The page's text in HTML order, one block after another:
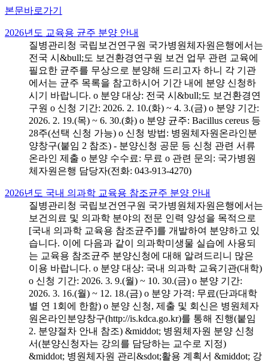
본문바로가기
2026년도 교육용 균주 분양 안내
질병관리청 국립보건연구원 국가병원체자원은행에서는
전국 시&bull;도 보건환경연구원 보건 업무 관련 교육에
필요한 균주를 무상으로 분양해 드리고자 하니 각 기관
에서는 균주 목록을 참고하시어 기간 내에 분양 신청하
시기 바랍니다. o 분양 대상: 전국 시&bull;도 보건환경연
구원 o 신청 기간: 2026. 2. 10.(화) ~ 4. 3.(금) o 분양 기간:
2026. 2. 19.(목) ~ 6. 30.(화) o 분양 균주: Bacillus cereus 등
28주(선택 신청 가능) o 신청 방법: 병원체자원온라인분
양창구(붙임 2 참조) - 분양신청 공문 등 신청 관련 서류
온라인 제출 o 분양 수수료: 무료 o 관련 문의: 국가병원
체자원은행 담당자(전화: 043-913-4270)
2026년도 국내 의과학 교육용 참조균주 분양 안내
질병관리청 국립보건연구원 국가병원체자원은행에서는
보건의료 및 의과학 분야의 전문 인력 양성을 목적으로
[국내 의과학 교육용 참조균주]를 개발하여 분양하고 있
습니다. 이에 다음과 같이 의과학미생물 실습에 사용되
는 교육용 참조균주 분양신청에 대해 알려드리니 많은
이용 바랍니다. o 분양 대상: 국내 의과학 교육기관(대학)
o 신청 기간: 2026. 3. 9.(월) ~ 10. 30.(금) o 분양 기간:
2026. 3. 16.(월) ~ 12. 18.(금) o 분양 가격: 무료(단과대학
별 연 1회에 한함) o 분양 신청, 제출 및 회신은 병원체자
원온라인분양창구(http://is.kdca.go.kr)를 통해 진행(붙임
2. 분양절차 안내 참조) &middot; 병원체자원 분양 신청
서(분양신청자는 강의를 담당하는 교수로 지정)
&middot; 병원체자원 관리&sdot;활용 계획서 &middot; 강